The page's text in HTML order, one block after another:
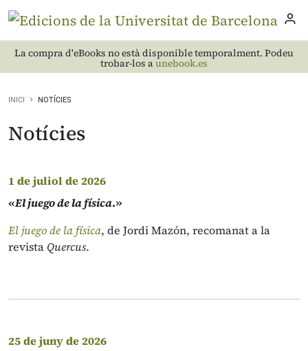
La compra d'eBooks no està disponible temporalment. Podeu
trobar-los aunebook.es
INICI NOTÍCIES
Notícies
1 de juliol de 2026
«El juego de la física.»
El juego de la física, de Jordi Mazón, recomanat a la
revista Quercus.
25 de juny de 2026